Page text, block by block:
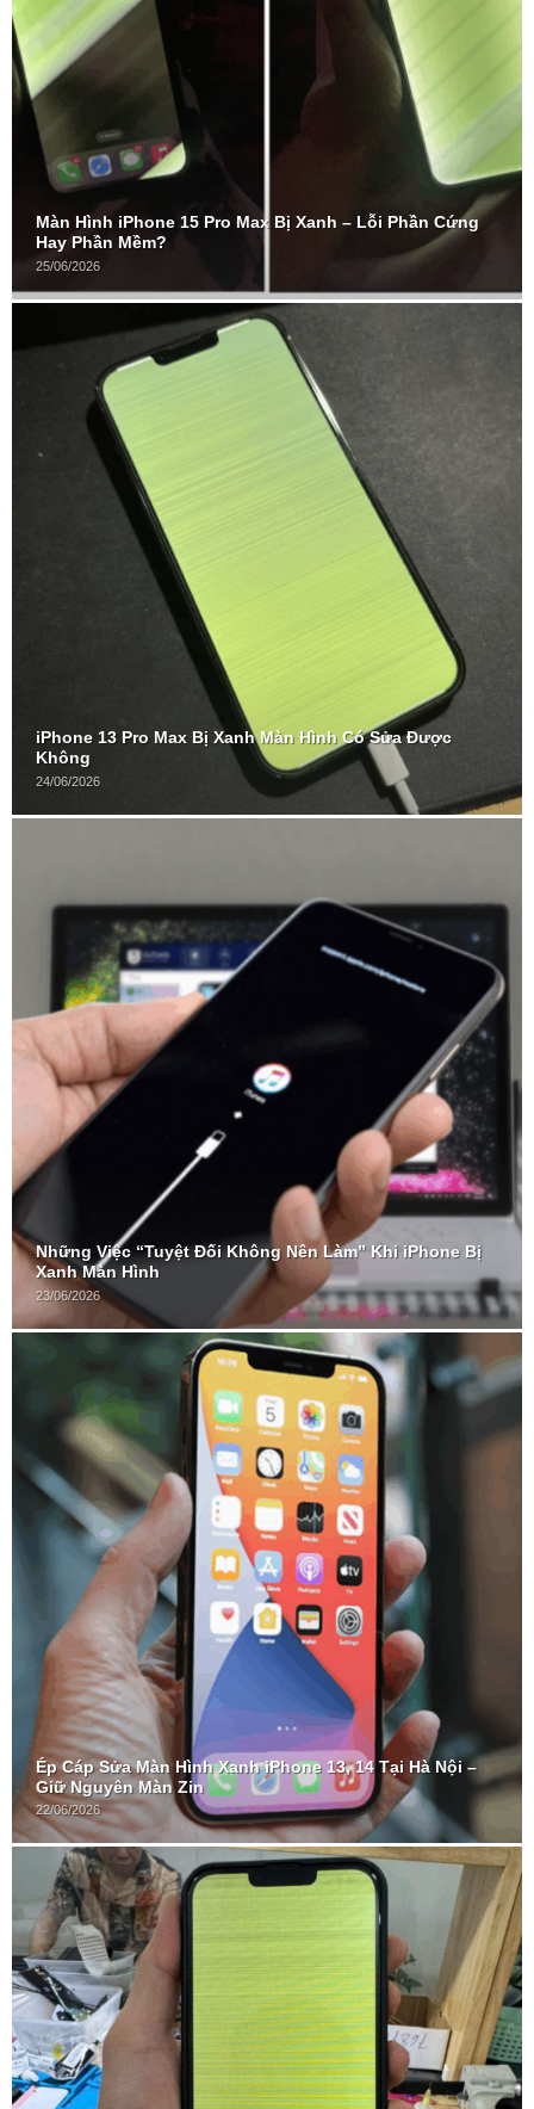
Màn Hình iPhone 15 Pro Max Bị Xanh – Lỗi Phần Cứng
Hay Phần Mềm?
25/06/2026
iPhone 13 Pro Max Bị Xanh Màn Hình Có Sửa Được
Không
24/06/2026
Những Việc “Tuyệt Đối Không Nên Làm” Khi iPhone Bị
Xanh Màn Hình
23/06/2026
Ép Cáp Sửa Màn Hình Xanh iPhone 13, 14 Tại Hà Nội –
Giữ Nguyên Màn Zin
22/06/2026